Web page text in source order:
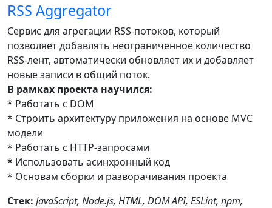
RSS Aggregator
Cервис для агрегации RSS-потоков, который
позволяет добавлять неограниченное количество
RSS-лент, автоматически обновляет их и добавляет
новые записи в общий поток.
В рамках проекта научился:
* Работать с DOM
* Строить архитектуру приложения на основе MVC
модели
* Работать с HTTP-запросами
* Использовать асинхронный код
* Основам сборки и разворачивания проекта
Стек: JavaScript, Node.js, HTML, DOM API, ESLint, npm,